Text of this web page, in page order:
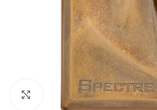
Haga clic para ampliar